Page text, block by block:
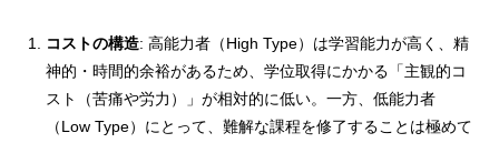
コストの構造: 高能力者（High Type）は学習能力が高く、精
神的・時間的余裕があるため、学位取得にかかる「主観的コ
スト（苦痛や労力）」が相対的に低い。一方、低能力者
（Low Type）にとって、難解な課程を修了することは極めて